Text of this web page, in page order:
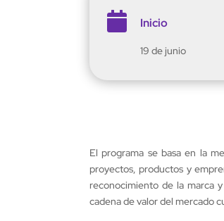
 Inicio
19 de junio
El programa se basa en la
proyectos, productos y
reconocimiento de la marca
cadena de valor del mercado